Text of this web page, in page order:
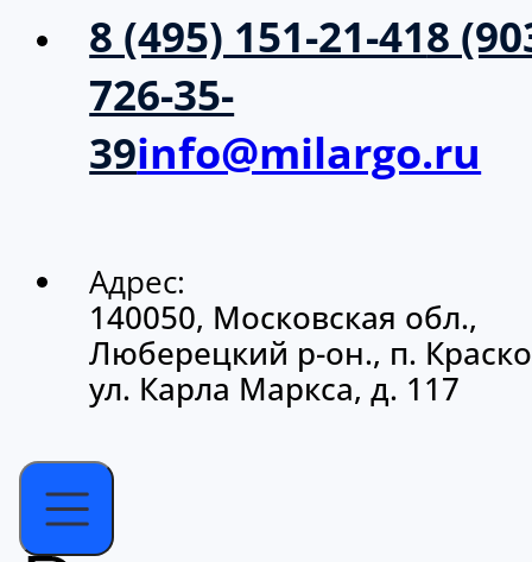
8 (495) 151-21-418
726-35-
39info@milargo.ru
Адрес:
140050, Московская обл.,
Люберецкий р-он., п.
ул. Карла Маркса, д. 117